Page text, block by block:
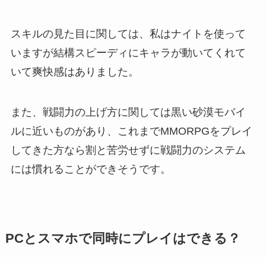
スキルの見た目に関しては、私はナイトを使って
いますが結構スピーディにキャラが動いてくれて
いて爽快感はありました。
また、戦闘力の上げ方に関しては黒い砂漠モバイ
ルに近いものがあり、これまでMMORPGをプレイ
してきた方なら割と苦労せずに戦闘力のシステム
には慣れることができそうです。
PCとスマホで同時にプレイはできる？